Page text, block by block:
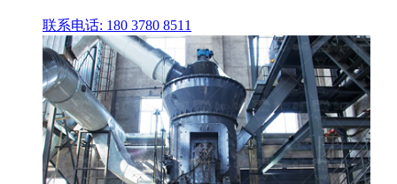
联系电话: 180 3780 8511